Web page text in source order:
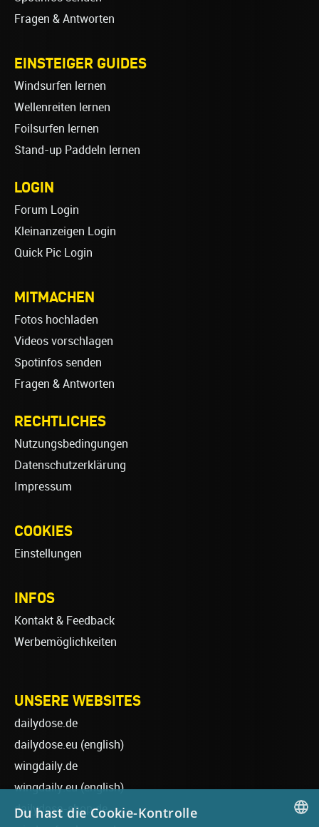
Fragen & Antworten
EINSTEIGER GUIDES
Windsurfen lernen
Wellenreiten lernen
Foilsurfen lernen
Stand-up Paddeln lernen
LOGIN
Forum Login
Kleinanzeigen Login
Quick Pic Login
MITMACHEN
Fotos hochladen
Videos vorschlagen
Spotinfos senden
Fragen & Antworten
RECHTLICHES
Nutzungsbedingungen
Datenschutzerklärung
Impressum
COOKIES
Einstellungen
INFOS
Kontakt & Feedback
Werbemöglichkeiten
UNSERE WEBSITES
dailydose.de
dailydose.eu (english)
wingdaily.de
wingdaily.eu(english)
dailydose-shop.de
Du hast die Cookie-Kontrolle